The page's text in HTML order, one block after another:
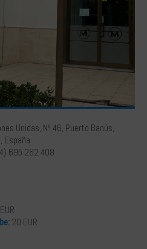
Unidas, Nº 46, Puerto Banús,
España
695 262 408
20 EUR